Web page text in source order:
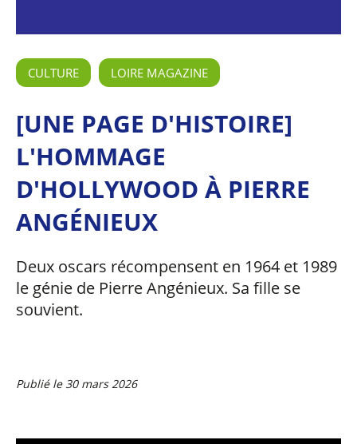
CULTURE LOIRE MAGAZINE
[UNE PAGE D'HISTOIRE]
L'HOMMAGE
D'HOLLYWOOD À PIERRE
ANGÉNIEUX
Deux oscars récompensent en 1964 et 1989
le génie de Pierre Angénieux. Sa fille se
souvient.
Publié le 30 mars 2026